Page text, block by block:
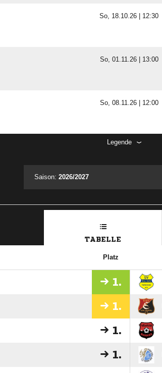
So, 18.10.26 | 12:30
So, 01.11.26 | 13:00
So, 08.11.26 | 12:00
Legende
Saison: 2026/2027
TABELLE
Platz
1.
1.
1.
1.